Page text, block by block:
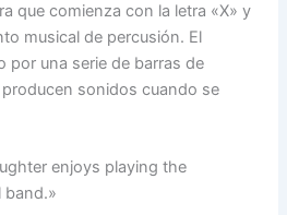
que comienza con la letra «X» y
musical de percusión. El
por una serie de barras de
sonidos cuando se
enjoys playing the
band.»